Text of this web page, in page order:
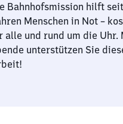
Bahnhofsmission hilft
Menschen in Not –
alle und rund um die
unterstützen Sie